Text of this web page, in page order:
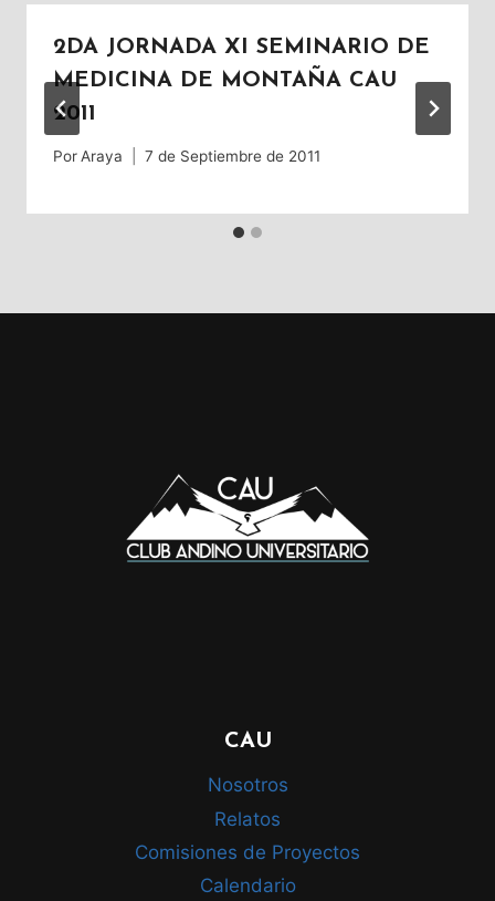
2DA JORNADA XI SEMINARIO DE
MEDICINA DE MONTAÑA CAU
2011
PorAraya 7 de Septiembre de 2011
CAU
Nosotros
Relatos
Comisiones de Proyectos
Calendario